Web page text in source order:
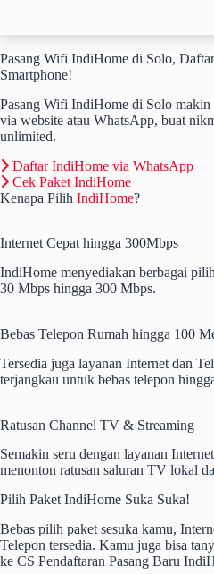
content
Pasang Wifi IndiHome di Solo,
Smartphone!
Pasang Wifi IndiHome di Solo
via website atau WhatsApp, buat
unlimited.
Daftar IndiHome via WhatsApp
Cek Paket IndiHome
Kenapa Pilih IndiHome?
Internet Cepat hingga 300Mbps
IndiHome menyediakan berbagai
30 Mbps hingga 300 Mbps.
Bebas Telepon Rumah hingga 100
Tersedia juga layanan Internet dan
terjangkau untuk bebas telepon
Ratusan Channel TV & Streaming
Semakin seru dengan layanan
menonton ratusan saluran TV lokal
Pilih Paket IndiHome Suka Suka!
Bebas pilih paket sesuka kamu,
Telepon tersedia. Kamu juga bisa
ke CS Pendaftaran Pasang Baru